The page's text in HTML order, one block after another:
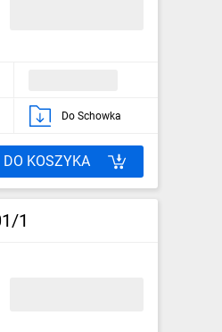
Do Schowka
DO KOSZYKA
1